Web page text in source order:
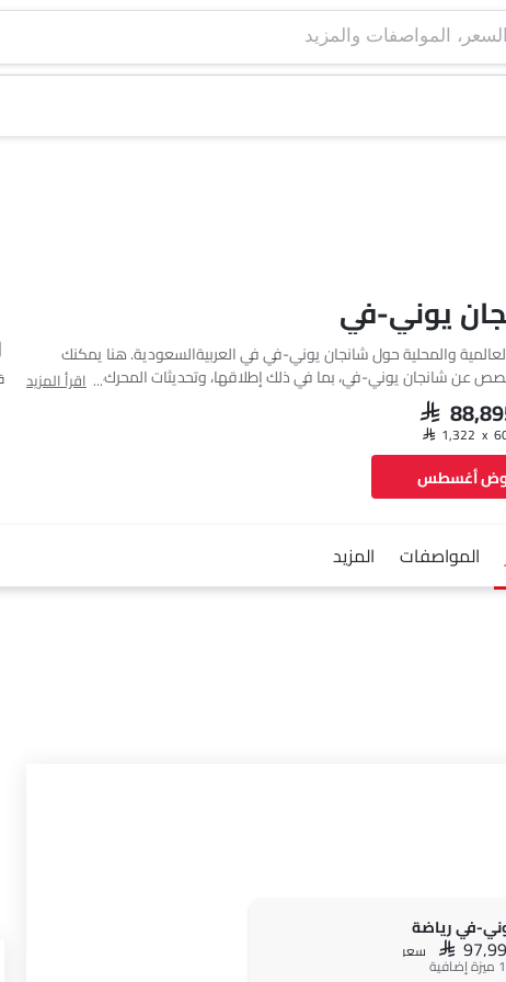
يوني-في
العالمية والمحلية حول شانجان يوني-في في العربيةالسعودية. هنا يمكنك
عن شانجان يوني-في، بما في ذلك إطلاقها، وتحديثات المحرك،
وتقييمات الأمان، وما إلى ذلك.
اقرأ المزيد
SAR
أغسطس
المواصفات المزيد
في رياضة
SAR سعر